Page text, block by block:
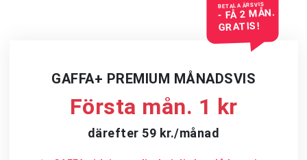
BETALA ÅRSVIS
- FÅ 2 MÅN.
GRATIS!
GAFFA+ PREMIUM MÅNADSVIS
Första mån. 1 kr
därefter 59 kr./månad